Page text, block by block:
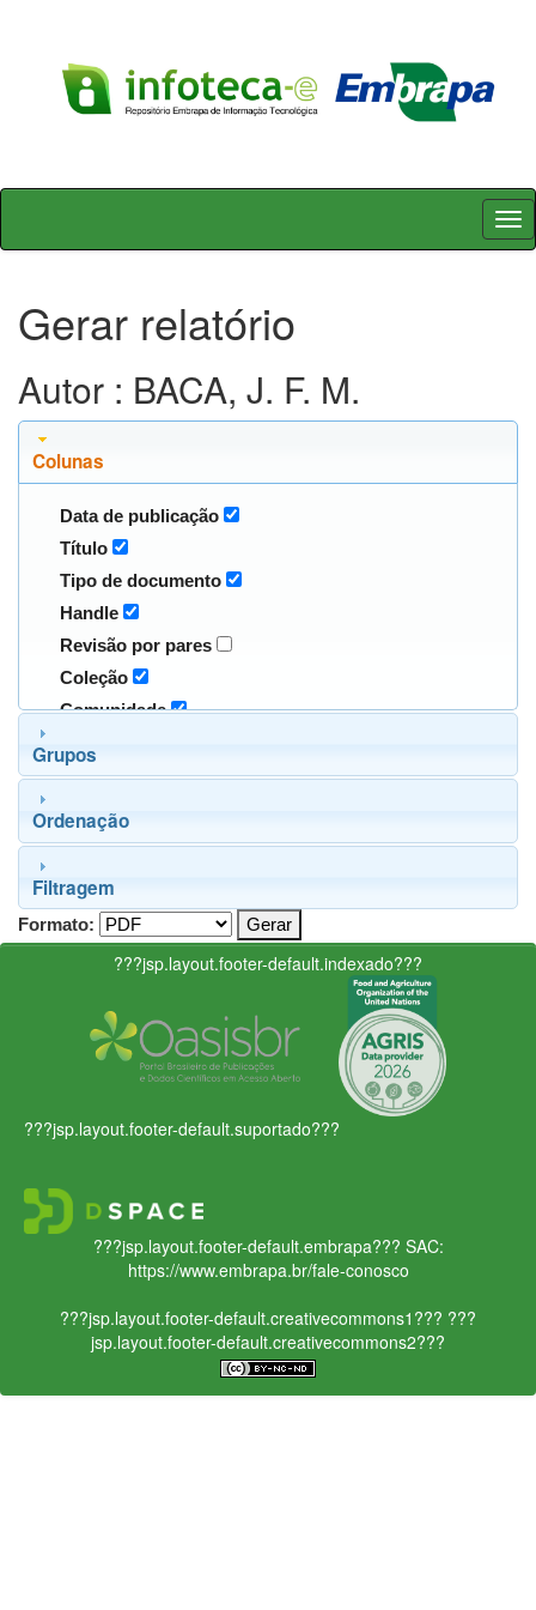
Skip
Gerar relatório
Autor : BACA, J. F. M.
Colunas
Data de publicação
Título
Tipo de documento
Handle
Revisão por pares
Coleção
Comunidade
Grupos
Ordenação
Filtragem
Formato:
???jsp.layout.footer-default.indexado???
???jsp.layout.footer-default.suportado???
???jsp.layout.footer-default.embrapa??? SAC:
https://www.embrapa.br/fale-conosco
???jsp.layout.footer-default.creativecommons1??? ???
jsp.layout.footer-default.creativecommons2???